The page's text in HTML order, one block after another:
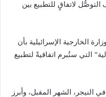
لاتفاقٍ للتطبيع بين
الخارجية الإسرائيلية بأن
التي ستُبرم اتفاقيةً لتطبيع
النيجر، الشهر المقبل، وأبرز